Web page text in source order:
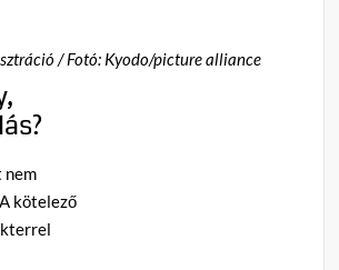
/ Fotó: Kyodo/picture alliance
nem
A kötelező